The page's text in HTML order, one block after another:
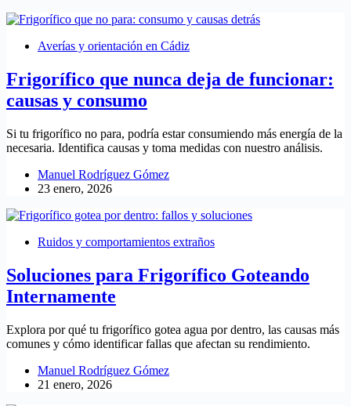
Averías y orientación en Cádiz
Frigorífico que nunca deja de funcionar:
causas y consumo
Si tu frigorífico no para, podría estar consumiendo más energía de la
necesaria. Identifica causas y toma medidas con nuestro análisis.
Manuel Rodríguez Gómez
23 enero, 2026
Ruidos y comportamientos extraños
Soluciones para Frigorífico Goteando
Internamente
Explora por qué tu frigorífico gotea agua por dentro, las causas más
comunes y cómo identificar fallas que afectan su rendimiento.
Manuel Rodríguez Gómez
21 enero, 2026